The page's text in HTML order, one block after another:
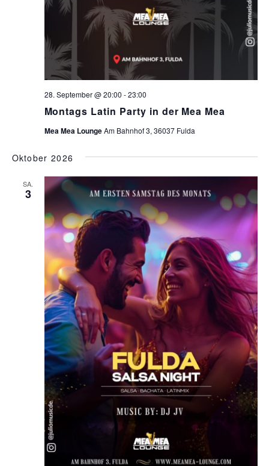
Montags Latin Party in der Mea Mea
28. September @ 20:00 -23:00
Mea Mea LoungeAm Bahnhof 3, 36037 Fulda
Oktober 2026
SA.
3